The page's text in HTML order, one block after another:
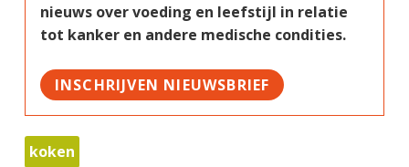
nieuws over voeding en leefstijl in relatie
tot kanker en andere medische condities.
INSCHRIJVEN NIEUWSBRIEF
koken